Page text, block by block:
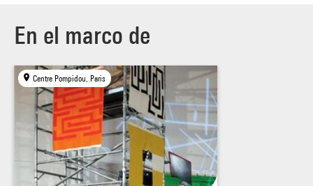
En el marco de
Centre Pompidou, Paris